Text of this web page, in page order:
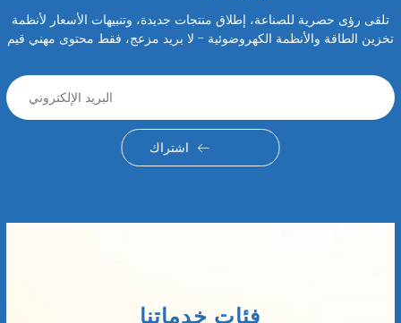
تلقى رؤى حصرية للصناعة، إطلاق منتجات جديدة، وتنبيهات الأسعار لأنظمة
تخزين الطاقة والأنظمة الكهروضوئية - لا بريد مزعج، فقط محتوى مهني قيم
اشتراك
فئات خدماتنا